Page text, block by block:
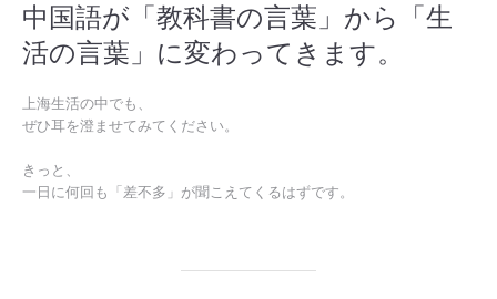
中国語が「教科書の言葉」から「生
活の言葉」に変わってきます。
上海生活の中でも、
ぜひ耳を澄ませてみてください。
きっと、
一日に何回も「差不多」が聞こえてくるはずです。